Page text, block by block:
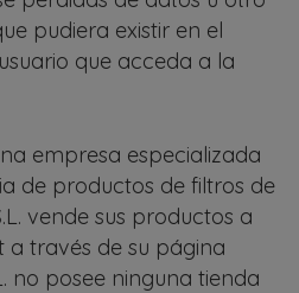
pudiera existir en el
que acceda a la
empresa especializada
de productos de filtros de
vende sus productos a
través de su página
no posee ninguna tienda